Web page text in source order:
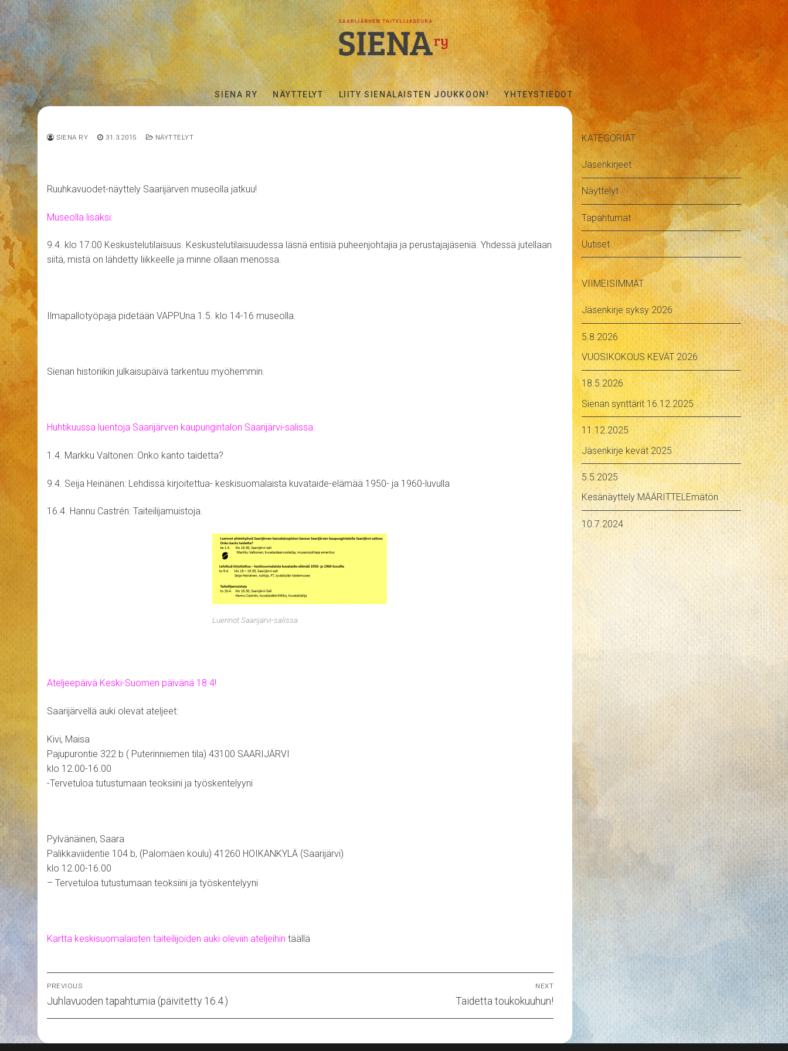
Hyppää
sisältöön
SIENA RY NÄYTTELYT LIITY SIENALAISTEN JOUKKOON! YHTEYSTIEDOT
SIENA RY 31.3.2015 NÄYTTELYT
Ruuhkavuodet-näyttely Saarijärven museolla jatkuu!
Museolla lisäksi:
9.4. klo 17:00 Keskustelutilaisuus. Keskustelutilaisuudessa läsnä entisiä puheenjohtajia ja perustajajäseniä. Yhdessä jutellaan
siitä, mistä on lähdetty liikkeelle ja minne ollaan menossa.
Ilmapallotyöpaja pidetään VAPPUna 1.5. klo 14-16 museolla.
Sienan historiikin julkaisupäivä tarkentuu myöhemmin.
Huhtikuussa luentoja Saarijärven kaupungintalon Saarijärvi-salissa:
1.4. Markku Valtonen: Onko kanto taidetta?
9.4. Seija Heinänen: Lehdissä kirjoitettua- keskisuomalaista kuvataide-elämää 1950- ja 1960-luvulla
16.4. Hannu Castrén: Taiteilijamuistoja.
Luennot Saarijärvi-salissa
Ateljeepäivä Keski-Suomen päivänä 18.4!
Saarijärvellä auki olevat ateljeet:
Kivi, Maisa
Pajupurontie 322 b ( Puterinniemen tila) 43100 SAARIJÄRVI
klo 12.00-16.00
-Tervetuloa tutustumaan teoksiini ja työskentelyyni
Pylvänäinen, Saara
Palikkaviidentie 104 b, (Palomäen koulu) 41260 HOIKANKYLÄ (Saarijärvi)
klo 12.00-16.00
– Tervetuloa tutustumaan teoksiini ja työskentelyyni
Kartta keskisuomalaisten taiteilijoiden auki oleviin ateljeihin täällä
Artikkelien
selaus
PREVIOUS
Previous
Juhlavuoden tapahtumia (päivitetty 16.4.)
NEXT
Next
Taidetta toukokuuhun!
KATEGORIAT
Jäsenkirjeet
Näyttelyt
Tapahtumat
Uutiset
VIIMEISIMMÄT
Jäsenkirje syksy 2026
5.8.2026
VUOSIKOKOUS KEVÄT 2026
18.5.2026
Sienan synttärit 16.12.2025
11.12.2025
Jäsenkirje kevät 2025
5.5.2025
Kesänäyttely MÄÄRITTELEmätön
10.7.2024